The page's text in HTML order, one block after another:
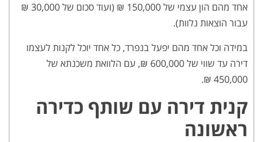
אחד מהם הון עצמי של 150,000 ₪ (ועוד סכום של 30,000 ₪
עבור הוצאות נלוות).
במידה וכל אחד מהם יפעל בנפרד, כל אחד יוכל לקנות לעצמו
דירה עד שווי של 600,000 ₪, עם הלוואת משכנתא של
450,000 ₪.
קנית דירה עם שותף כדירה
ראשונה